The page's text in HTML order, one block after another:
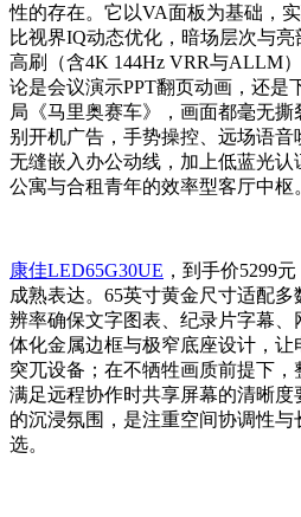
性的存在。它以VA面板为基础，
比视界IQ动态优化，暗场层次与
高刷（含4K 144Hz VRR与ALLM
论是会议演示PPT翻页动画，还是
局《马里奥赛车》，画面都毫无
别开机广告，手势操控、远场语
无缝嵌入办公动线，加上低蓝光
公寓与合租青年的效率型客厅中枢
康佳LED65G30UE ，到手价5299
成熟表达。65英寸黄金尺寸适配
辨率确保文字图表、纪录片字幕
体化金属边框与极窄底座设计，
突兀设备；在不牺牲画质前提下
满足远程协作时共享屏幕的清晰
的沉浸氛围，是注重空间协调性
选。